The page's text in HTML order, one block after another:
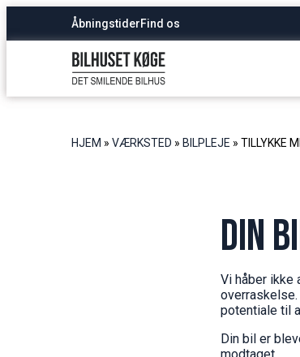
ÅbningstiderFind os
HJEM » VÆRKSTED » BILPLEJE » TILLYKKE
Din
Vi håber ikke
potentiale til
Din bil er